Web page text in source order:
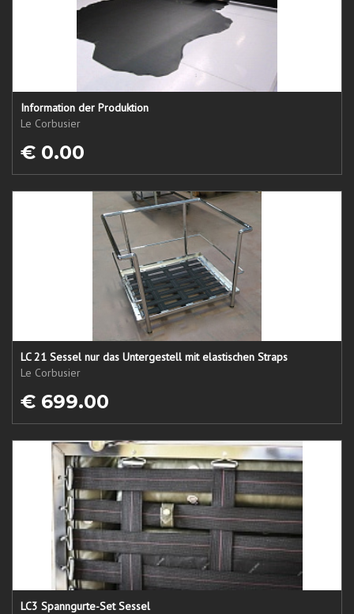
Information der Produktion
Le Corbusier
€ 0.00
LC 21 Sessel nur das Untergestell mit elastischen Straps
Le Corbusier
€ 699.00
LC3 Spanngurte-Set Sessel